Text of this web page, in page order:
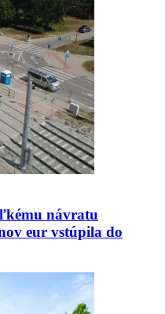
návratu
eur vstúpila do